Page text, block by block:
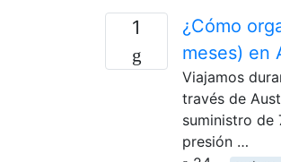
1
¿Cómo
meses) en
Viajamos
través de
suministro de
presión …